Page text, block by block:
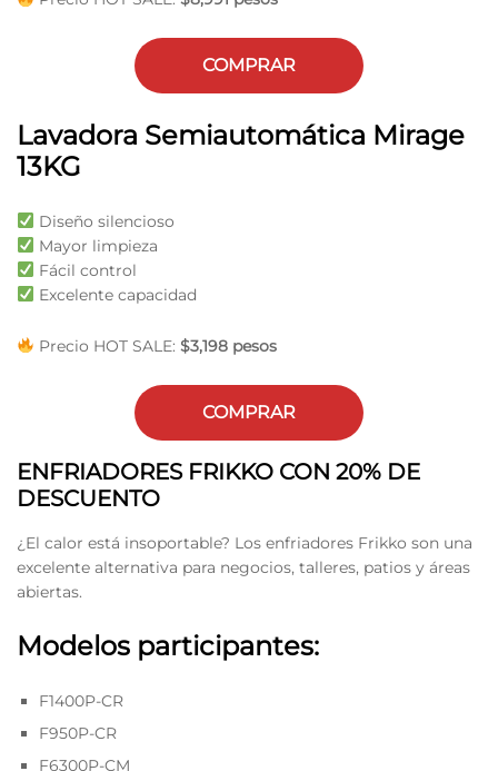
COMPRAR
Lavadora Semiautomática Mirage
13KG
Diseño silencioso
Mayor limpieza
Fácil control
Excelente capacidad
Precio HOT SALE: $3,198 pesos
COMPRAR
ENFRIADORES FRIKKO CON 20% DE
DESCUENTO
¿El calor está insoportable? Los enfriadores Frikko son una
excelente alternativa para negocios, talleres, patios y áreas
abiertas.
Modelos participantes:
F1400P-CR
F950P-CR
F6300P-CM